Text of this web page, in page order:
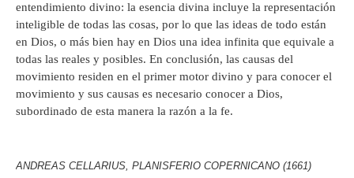
entendimiento divino: la esencia divina incluye la representación
inteligible de todas las cosas, por lo que las ideas de todo están
en Dios, o más bien hay en Dios una idea infinita que equivale a
todas las reales y posibles. En conclusión, las causas del
movimiento residen en el primer motor divino y para conocer el
movimiento y sus causas es necesario conocer a Dios,
subordinado de esta manera la razón a la fe.
ANDREAS CELLARIUS, PLANISFERIO COPERNICANO (1661)